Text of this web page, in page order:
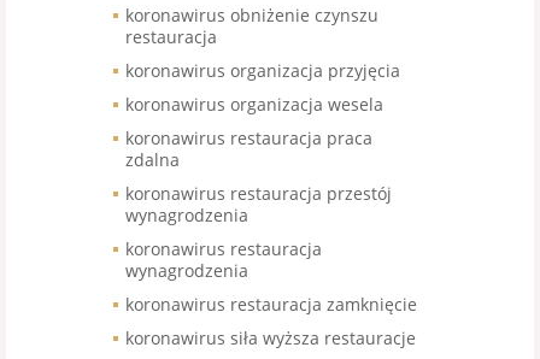
koronawirus obniżenie czynszu
restauracja
koronawirus organizacja przyjęcia
koronawirus organizacja wesela
koronawirus restauracja praca
zdalna
koronawirus restauracja przestój
wynagrodzenia
koronawirus restauracja
wynagrodzenia
koronawirus restauracja zamknięcie
koronawirus siła wyższa restauracje